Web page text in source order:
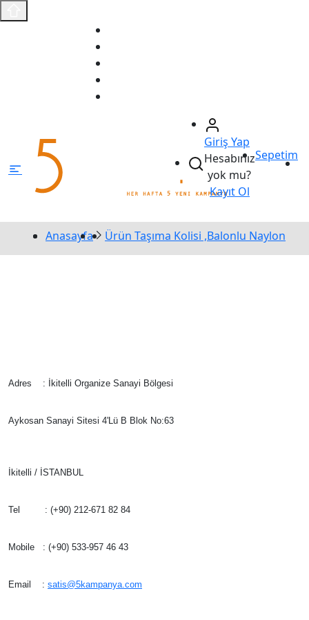
Giriş Yap
Hesabınız
yok mu?
Kayıt Ol
Sepetim
Anasayfa Ürün Taşıma Kolisi ,Balonlu Naylon
Adres : İkitelli Organize Sanayi Bölgesi
Aykosan Sanayi Sitesi 4'Lü B Blok No:63
İkitelli / İSTANBUL
Tel : (+90) 212-671 82 84
Mobile : (+90) 533-957 46 43
Email : satis@5kampanya.com